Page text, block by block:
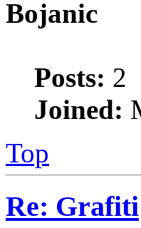
Bojanic
Posts: 2
Joined:
Top
Re: Grafiti